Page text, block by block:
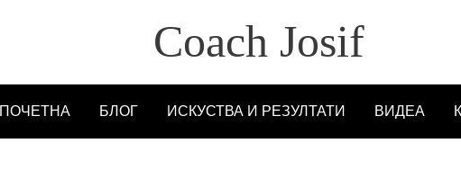
Coach Josif
ПОЧЕТНА БЛОГ ИСКУСТВА И РЕЗУЛТАТИ ВИДЕА